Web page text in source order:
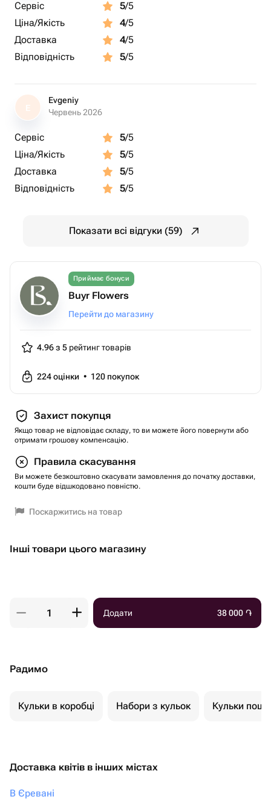
Сервіс 5/5
Ціна/Якість
4/5
Доставка
4/5
Відповідність
5/5
E
Evgeniy
Червень 2026
Сервіс 5/5
Ціна/Якість
5/5
Доставка
5/5
Відповідність
5/5
Показати всі відгуки (59)
Приймає бонуси
Buyr Flowers
Перейти до магазину
4.96 з 5 рейтинг товарів
224оцінки • 120 покупок
Захист покупця
Якщо товар не відповідає складу, то ви можете його повернути або
отримати грошову компенсацію.
Правила скасування
Ви можете безкоштовно скасувати замовлення до початку доставки,
кошти буде відшкодовано повністю.
Поскаржитись на товар
Інші товари цього магазину
Додати 38 000 ֏
Радимо
Кульки в коробці Набори з кульок Кульки
Доставка квітів в інших містах
В Єревані